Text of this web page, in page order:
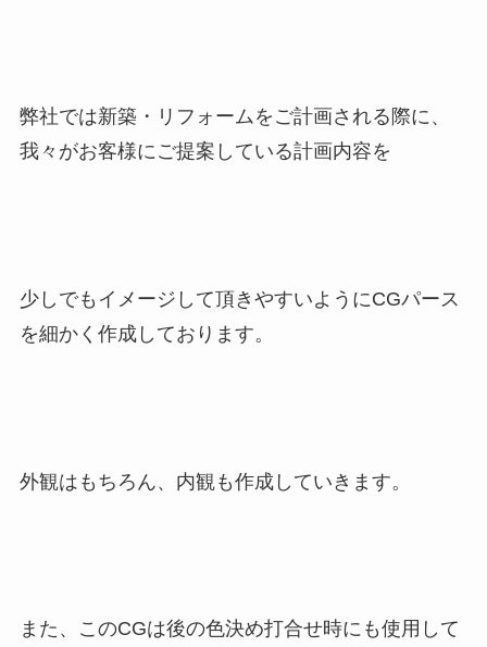
弊社では新築・リフォームをご計画される際に、
我々がお客様にご提案している計画内容を
少しでもイメージして頂きやすいようにCGパース
を細かく作成しております。
外観はもちろん、内観も作成していきます。
また、このCGは後の色決め打合せ時にも使用して